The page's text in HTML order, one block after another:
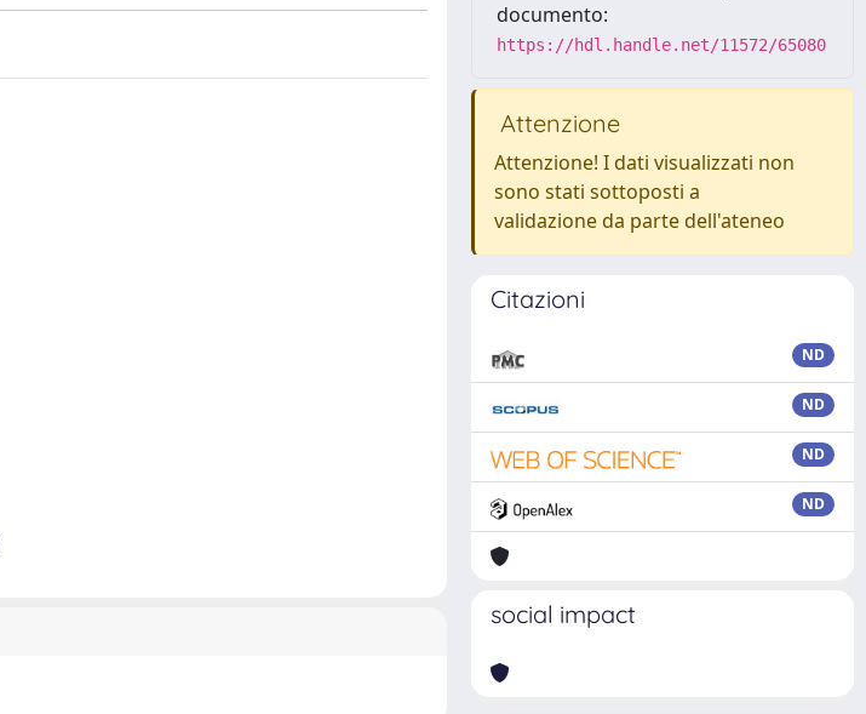
documento:
https://hdl.handle.net/11572/65080
Attenzione
Attenzione! I dati visualizzati non
sono stati sottoposti a
validazione da parte dell'ateneo
Citazioni
ND
ND
ND
ND
social impact